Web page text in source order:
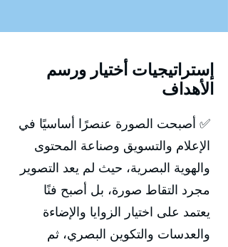
إستراتيجيات أختيار ورسم
الأهداف
✅ أصبحت الصورة عنصرًا أساسيًا في
الإعلام والتسويق وصناعة المحتوى
والهوية البصرية، حيث لم يعد التصوير
مجرد التقاط صورة، بل أصبح فنًا
يعتمد على اختيار الزوايا والإضاءة
والعدسات والتكوين البصري، ثم